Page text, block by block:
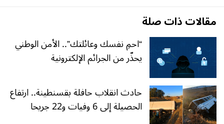
مقالات ذات صلة
“احمِ نفسك وعائلتك”.. الأمن الوطني
يحذّر من الجرائم الإلكترونية
حادث انقلاب حافلة بقسنطينة.. ارتفاع
الحصيلة إلى 6 وفيات و22 جريحا